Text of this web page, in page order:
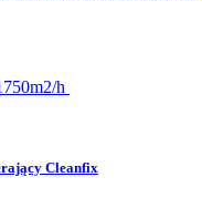
h
Cleanfix